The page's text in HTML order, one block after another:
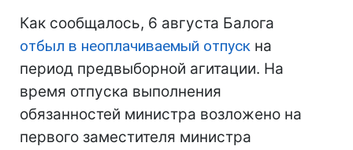
Как сообщалось, 6 августа Балога
отбыл в неоплачиваемый отпуск на
период предвыборной агитации. На
время отпуска выполнения
обязанностей министра возложено на
первого заместителя министра